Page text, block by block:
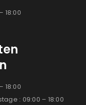
18:00
18:00
: 09:00 – 18:00